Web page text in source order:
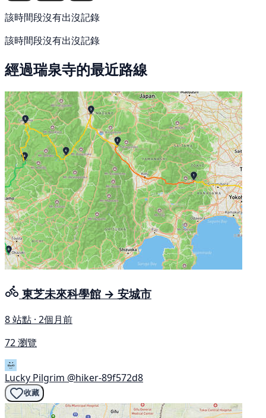
該時間段沒有出沒記錄
該時間段沒有出沒記錄
經過瑞泉寺的最近路線
東芝未來科學館 → 安城市
8 站點 · 2個月前
72 瀏覽
Lucky Pilgrim @hiker-89f572d8
收藏